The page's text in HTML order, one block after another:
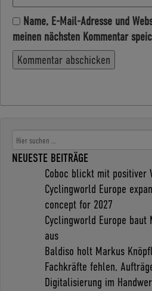
Name, E-Mail-Adresse und
meinen nächsten Kommentar
NEUESTE BEITRÄGE
Coboc blickt mit positiver
Cyclingworld Europe
concept for 2027
Cyclingworld Europe baut
aus
Baldiso holt Markus
Fachkräfte fehlen,
Digitalisierung im